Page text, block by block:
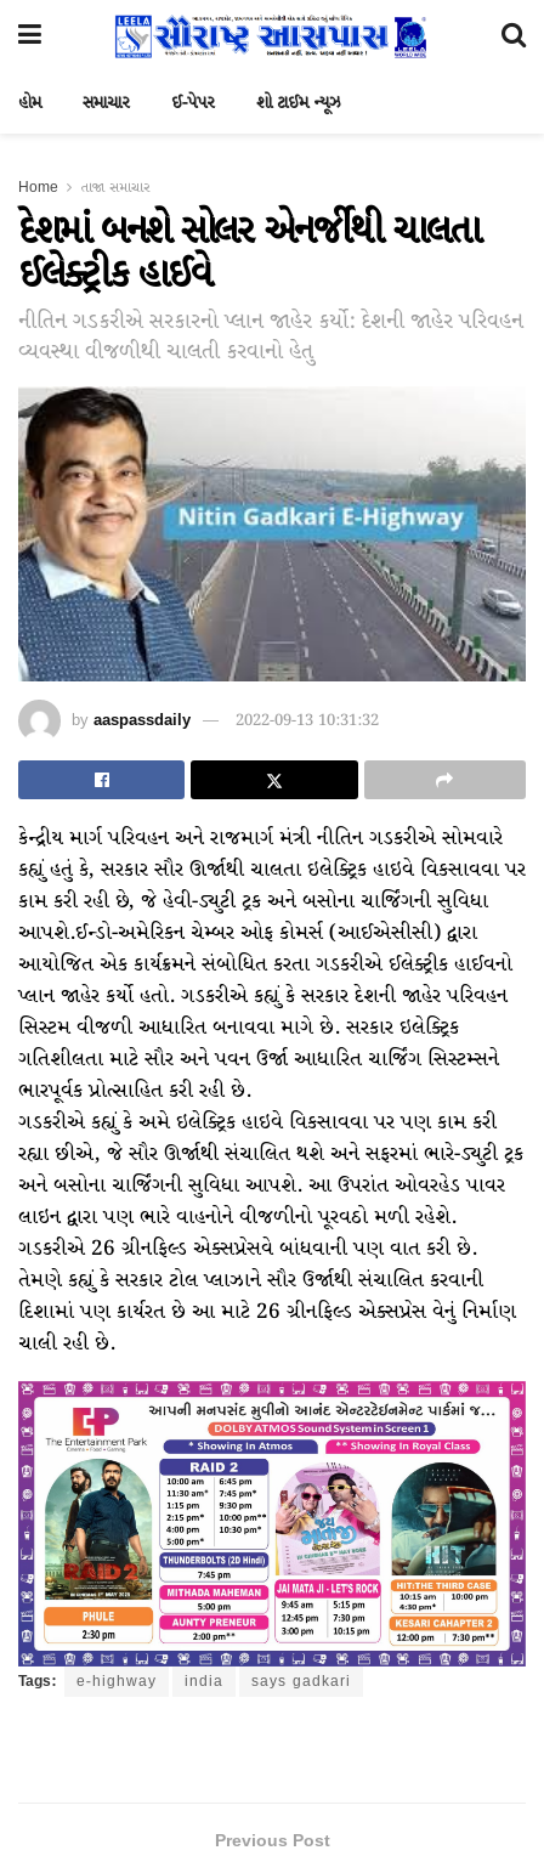
હોમ સમાચાર ઈ-પેપર શો ટાઈમ ન્યૂઝ
Home તાજા સમાચાર
દેશમાં બનશે સોલર એનર્જીથી ચાલતા
ઈલેક્ટ્રીક હાઈવે
નીતિન ગડકરીએ સરકારનો પ્લાન જાહેર કર્યો: દેશની જાહેર પરિવહન
વ્યવસ્થા વીજળીથી ચાલતી કરવાનો હેતુ
by aaspassdaily 2022-09-13 10:31:32
કેન્દ્રીય માર્ગ પરિવહન અને રાજમાર્ગ મંત્રી નીતિન ગડકરીએ સોમવારે
કહ્યું હતું કે, સરકાર સૌર ઊર્જાથી ચાલતા ઇલેક્ટ્રિક હાઇવે વિકસાવવા પર
કામ કરી રહી છે, જે હેવી-ડ્યુટી ટ્રક અને બસોના ચાર્જિંગની સુવિધા
આપશે.ઈન્ડો-અમેરિકન ચેમ્બર ઓફ કોમર્સ (આઈએસીસી) દ્વારા
આયોજિત એક કાર્યક્રમને સંબોધિત કરતા ગડકરીએ ઈલેક્ટ્રીક હાઈવનો
પ્લાન જાહેર કર્યો હતો. ગડકરીએ કહ્યું કે સરકાર દેશની જાહેર પરિવહન
સિસ્ટમ વીજળી આધારિત બનાવવા માગે છે. સરકાર ઇલેક્ટ્રિક
ગતિશીલતા માટે સૌર અને પવન ઉર્જા આધારિત ચાર્જિંગ સિસ્ટમ્સને
ભારપૂર્વક પ્રોત્સાહિત કરી રહી છે.
ગડકરીએ કહ્યું કે અમે ઇલેક્ટ્રિક હાઇવે વિકસાવવા પર પણ કામ કરી
રહ્યા છીએ, જે સૌર ઊર્જાથી સંચાલિત થશે અને સફરમાં ભારે-ડ્યુટી ટ્રક
અને બસોના ચાર્જિંગની સુવિધા આપશે. આ ઉપરાંત ઓવરહેડ પાવર
લાઇન દ્વારા પણ ભારે વાહનોને વીજળીનો પૂરવઠો મળી રહેશે.
ગડકરીએ 26 ગ્રીનફિલ્ડ એક્સપ્રેસવે બાંધવાની પણ વાત કરી છે.
તેમણે કહ્યું કે સરકાર ટોલ પ્લાઝાને સૌર ઉર્જાથી સંચાલિત કરવાની
દિશામાં પણ કાર્યરત છે આ માટે 26 ગ્રીનફિલ્ડ એક્સપ્રેસ વેનું નિર્માણ
ચાલી રહી છે.
Tags: e-highway india says gadkari
Previous Post